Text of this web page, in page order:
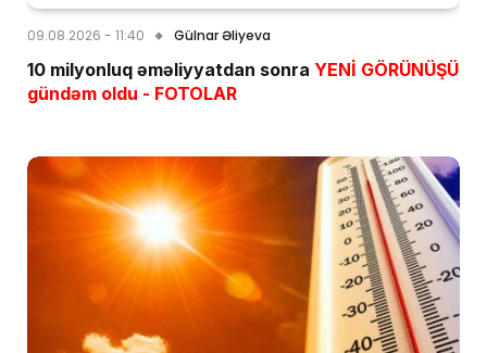
09.08.2026 - 11:40 Gülnar Əliyeva
10 milyonluq əməliyyatdan sonra YENİ GÖRÜNÜŞÜ
gündəm oldu - FOTOLAR